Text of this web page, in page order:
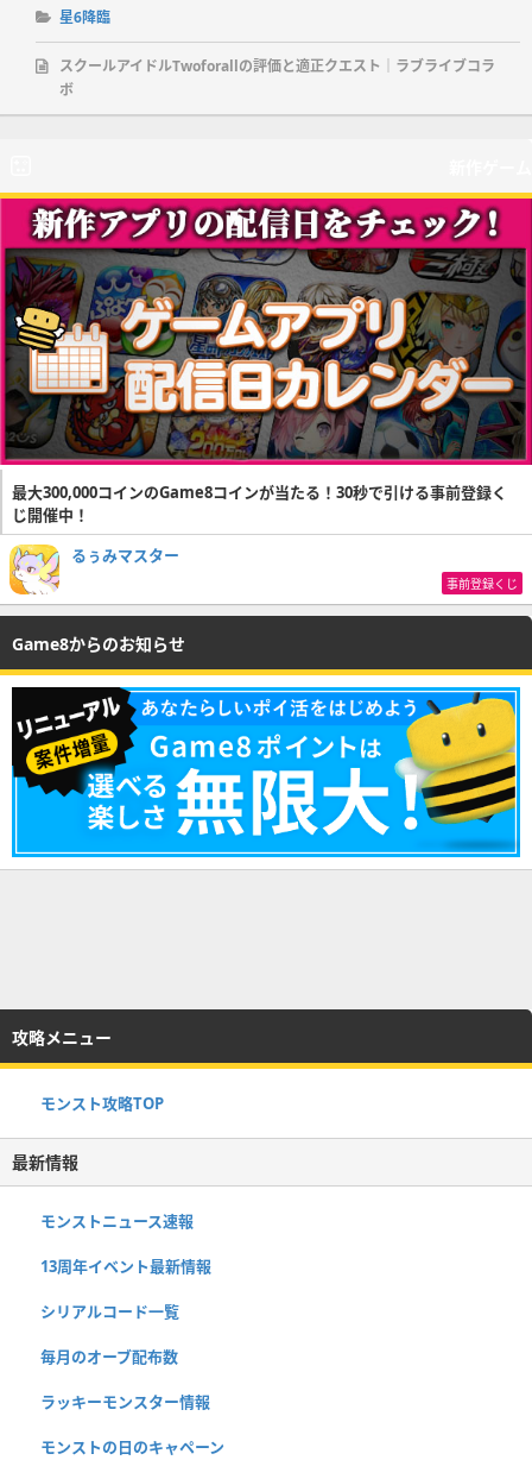
星6降臨
スクールアイドルTwoforallの評価と適正クエスト｜ラブライブコラ
ボ
最大300,000コインのGame8コインが当たる！30秒で引ける事前登録く
じ開催中！
るぅみマスター
事前登録くじ
Game8からのお知らせ
攻略メニュー
モンスト攻略TOP
最新情報
モンストニュース速報
13周年イベント最新情報
シリアルコード一覧
毎月のオーブ配布数
ラッキーモンスター情報
モンストの日のキャペーン